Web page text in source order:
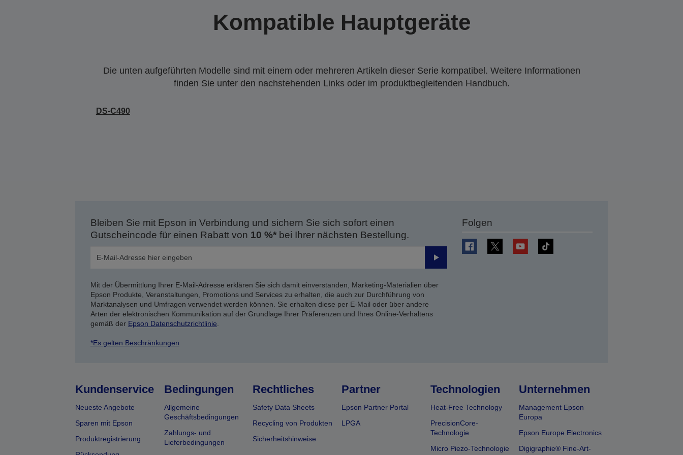
Kompatible Hauptgeräte
Die unten aufgeführten Modelle sind mit einem oder mehreren Artikeln dieser Serie kompatibel. Weitere Informationen
finden Sie unter den nachstehenden Links oder im produktbegleitenden Handbuch.
DS-C490
Bleiben Sie mit Epson in Verbindung und sichern Sie sich sofort einen
Gutscheincode für einen Rabatt von 10 %*bei Ihrer nächsten Bestellung.
Senden
Mit der Übermittlung Ihrer E-Mail-Adresse erklären Sie sich damit einverstanden, Marketing-Materialien über
Epson Produkte, Veranstaltungen, Promotions und Services zu erhalten, die auch zur Durchführung von
Marktanalysen und Umfragen verwendet werden können. Sie erhalten diese per E-Mail oder über andere
Arten der elektronischen Kommunikation auf der Grundlage Ihrer Präferenzen und Ihres Online-Verhaltens
gemäß der Epson Datenschutzrichtlinie
*Es gelten Beschränkungen
Folgen
Kundenservice
Neueste Angebote
Sparen mit Epson
Produktregistrierung
Bedingungen
Allgemeine
Geschäftsbedingungen
Zahlungs- und
Lieferbedingungen
Rechtliches
Safety Data Sheets
Recycling von Produkten
Sicherheitshinweise
Partner
Epson Partner Portal
LPGA
Technologien
Heat-Free Technology
PrecisionCore-
Technologie
Micro Piezo-Technologie
Unternehmen
Management Epson
Europa
Epson Europe Electronics
Digigraphie® Fine-Art-